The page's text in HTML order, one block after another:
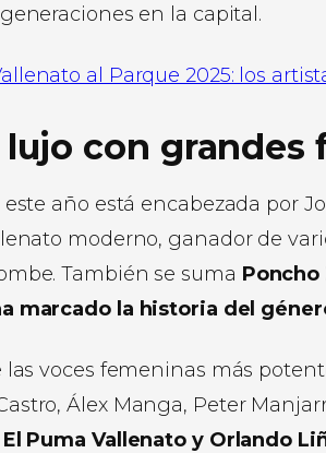
en la capital.
al Parque 2025: los
con grandes
año está encabezada por
moderno, ganador de
También se suma Poncho
marcado la historia del
las voces femeninas más
Álex Manga, Peter
Puma Vallenato y Orlando